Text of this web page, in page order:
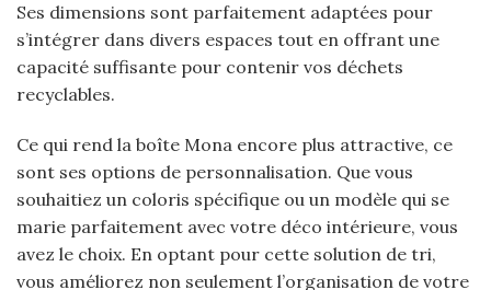
Ses dimensions sont parfaitement adaptées pour
s’intégrer dans divers espaces tout en offrant une
capacité suffisante pour contenir vos déchets
recyclables.
Ce qui rend la boîte Mona encore plus attractive, ce
sont ses options de personnalisation. Que vous
souhaitiez un coloris spécifique ou un modèle qui se
marie parfaitement avec votre déco intérieure, vous
avez le choix. En optant pour cette solution de tri,
vous améliorez non seulement l’organisation de votre